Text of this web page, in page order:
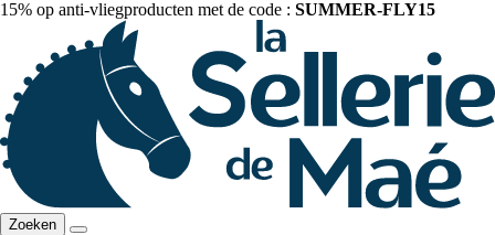
15% op anti-vliegproducten met de code : SUMMER-FLY15
Zoeken